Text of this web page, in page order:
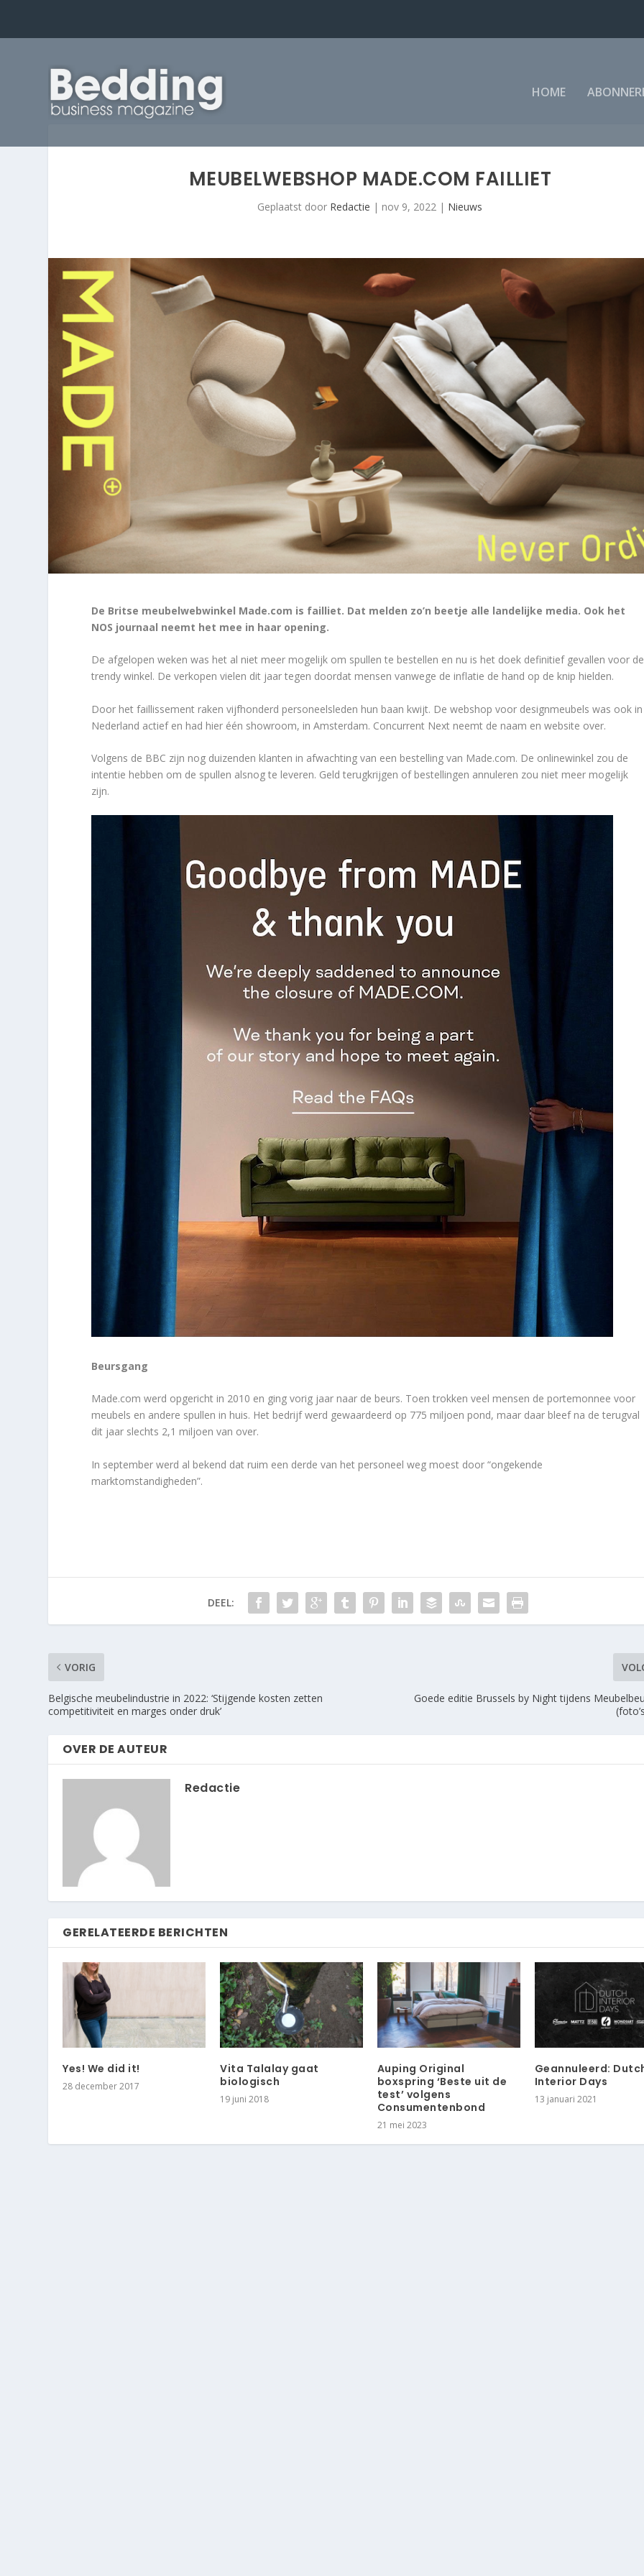
HOME
MEUBELWEBSHOP MADE.COM FAILLIET
Geplaatst door Redactie | nov 9, 2022 | Nieuws
De Britse meubelwebwinkel Made.com is failliet. Dat melden zo’n beetje alle landelijke media. Ook het
NOS journaal neemt het mee in haar opening.
De afgelopen weken was het al niet meer mogelijk om spullen te bestellen en nu is het doek definitief gevallen voor de
trendy winkel. De verkopen vielen dit jaar tegen doordat mensen vanwege de inflatie de hand op de knip hielden.
Door het faillissement raken vijfhonderd personeelsleden hun baan kwijt. De webshop voor designmeubels was ook in
Nederland actief en had hier één showroom, in Amsterdam. Concurrent Next neemt de naam en website over.
Volgens de BBC zijn nog duizenden klanten in afwachting van een bestelling van Made.com. De onlinewinkel zou de
intentie hebben om de spullen alsnog te leveren. Geld terugkrijgen of bestellingen annuleren zou niet meer mogelijk
zijn.
Beursgang
Made.com werd opgericht in 2010 en ging vorig jaar naar de beurs. Toen trokken veel mensen de portemonnee voor
meubels en andere spullen in huis. Het bedrijf werd gewaardeerd op 775 miljoen pond, maar daar bleef na de terugval
dit jaar slechts 2,1 miljoen van over.
In september werd al bekend dat ruim een derde van het personeel weg moest door “ongekende
marktomstandigheden”.
DEEL:
VORIG
Belgische meubelindustrie in 2022: ‘Stijgende kosten zetten
competitiviteit en marges onder druk’
Goede editie Brussels by Night tijdens
OVER DE AUTEUR
Redactie
GERELATEERDE BERICHTEN
Yes! We did it!
28 december 2017
Vita Talalay gaat
biologisch
19 juni 2018
Auping Original
boxspring ‘Beste uit de
test’ volgens
Consumentenbond
21 mei 2023
Geannuleerd:
Interior Days
13 januari 2021